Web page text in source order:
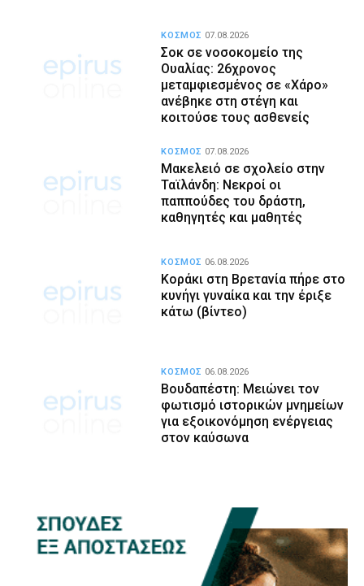
Σοκ σε νοσοκομείο της
Ουαλίας: 26χρονος
μεταμφιεσμένος σε «Χάρο»
ανέβηκε στη στέγη και
κοιτούσε τους ασθενείς
ΚΟΣΜΟΣ 07.08.2026
Μακελειό σε σχολείο στην
Ταϊλάνδη: Νεκροί οι
παππούδες του δράστη,
καθηγητές και μαθητές
ΚΟΣΜΟΣ 07.08.2026
Κοράκι στη Βρετανία πήρε στο
κυνήγι γυναίκα και την έριξε
κάτω (βίντεο)
ΚΟΣΜΟΣ 06.08.2026
Βουδαπέστη: Μειώνει τον
φωτισμό ιστορικών μνημείων
για εξοικονόμηση ενέργειας
στον καύσωνα
ΚΟΣΜΟΣ 06.08.2026